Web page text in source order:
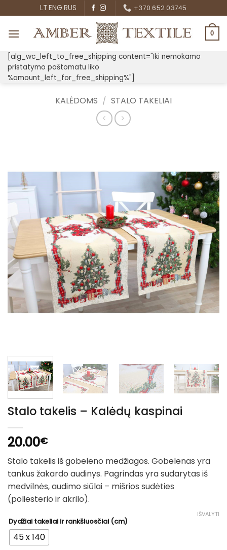
to
content
LT ENG RUS +370 652 03745
0
[alg_wc_left_to_free_shipping content="Iki nemokamo
pristatymo paštomatu liko
%amount_left_for_free_shipping%"]
KALĖDOMS / STALO TAKELIAI
Stalo takelis – Kalėdų kaspinai
20.00€
Stalo takelis iš gobeleno medžiagos. Gobelenas yra
tankus žakardo audinys. Pagrindas yra sudarytas iš
medvilnės, audimo siūlai – mišrios sudėties
(poliesterio ir akrilo).
Dydžiai takeliai ir rankšluosčiai (cm)
45 x 140
IŠVALYTI